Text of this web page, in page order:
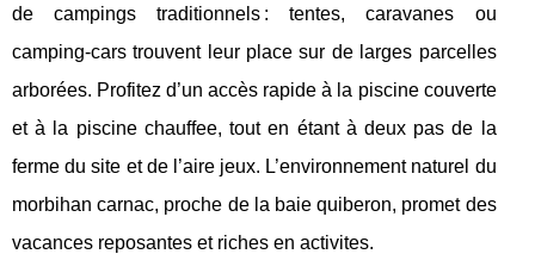
de campings traditionnels : tentes, caravanes ou
camping-cars trouvent leur place sur de larges parcelles
arborées. Profitez d’un accès rapide à la piscine couverte
et à la piscine chauffee, tout en étant à deux pas de la
ferme du site et de l’aire jeux. L’environnement naturel du
morbihan carnac, proche de la baie quiberon, promet des
vacances reposantes et riches en activites.